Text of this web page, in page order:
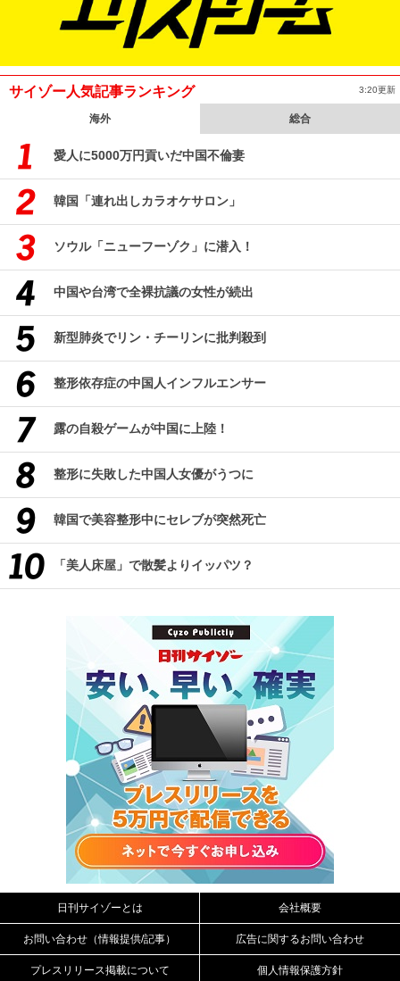
サイゾー人気記事ランキング 3:20更新
海外 総合
愛人に5000万円貢いだ中国不倫妻
韓国「連れ出しカラオケサロン」
ソウル「ニューフーゾク」に潜入！
中国や台湾で全裸抗議の女性が続出
新型肺炎でリン・チーリンに批判殺到
整形依存症の中国人インフルエンサー
露の自殺ゲームが中国に上陸！
整形に失敗した中国人女優がうつに
韓国で美容整形中にセレブが突然死亡
「美人床屋」で散髪よりイッパツ？
日刊サイゾーとは 会社概要
お問い合わせ（情報提供/記事） 広告に関するお問い合わせ
プレスリリース掲載について 個人情報保護方針